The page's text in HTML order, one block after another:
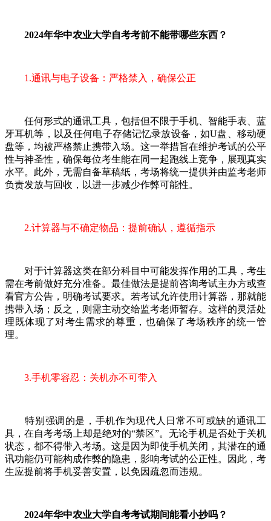
2024年华中农业大学自考考前不能带哪些东西？
1.通讯与电子设备：严格禁入，确保公正
任何形式的通讯工具，包括但不限于手机、智能手表、蓝
牙耳机等，以及任何电子存储记忆录放设备，如U盘、移动硬
盘等，均被严格禁止携带入场。这一举措旨在维护考试的公平
性与神圣性，确保每位考生能在同一起跑线上竞争，展现真实
水平。此外，无需自备草稿纸，考场将统一提供并由监考老师
负责发放与回收，以进一步减少作弊可能性。
2.计算器与不确定物品：提前确认，遵循指示
对于计算器这类在部分科目中可能发挥作用的工具，考生
需在考前做好充分准备。最佳做法是提前咨询考试主办方或查
看官方公告，明确考试要求。若考试允许使用计算器，那就能
携带入场；反之，则需主动交给监考老师暂存。这样的灵活处
理既体现了对考生需求的尊重，也确保了考场秩序的统一管
理。
3.手机零容忍：关机亦不可带入
特别强调的是，手机作为现代人日常不可或缺的通讯工
具，在自考考场上却是绝对的“禁区”。无论手机是否处于关机
状态，都不得带入考场。这是因为即使手机关闭，其潜在的通
讯功能仍可能构成作弊的隐患，影响考试的公正性。因此，考
生应提前将手机妥善安置，以免因疏忽而违规。
2024年华中农业大学自考考试期间能看小抄吗？